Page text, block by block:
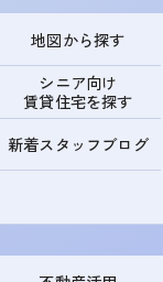
地図から探す
シニア向け
賃貸住宅を探す
新着スタッフブログ